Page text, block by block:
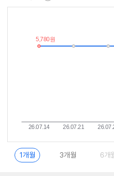
최
이
란?
1개월 3개월 6개